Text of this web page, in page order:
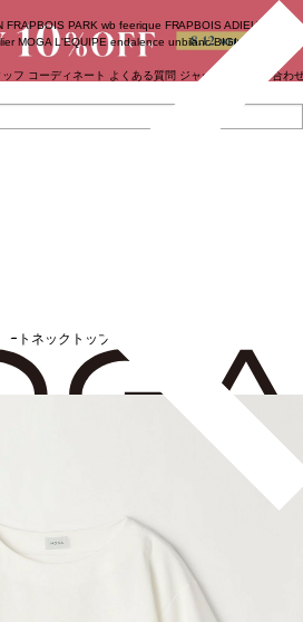
FRAPBOIS PARK wb feerique FRAPBOIS ADIEU
MOGA L'EQUIPE endalence unbilanc BIGI online store
ッフ コーディネート よくある質問 ジャーナル お問い合わ
トネックトップス